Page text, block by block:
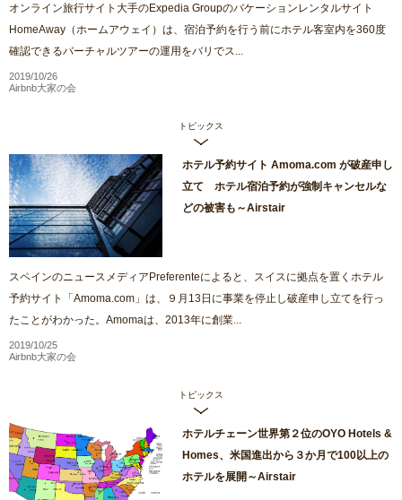
オンライン旅行サイト大手のExpedia Groupのバケーションレンタルサイト
HomeAway（ホームアウェイ）は、宿泊予約を行う前にホテル客室内を360度
確認できるバーチャルツアーの運用をバリでス...
2019/10/26
Airbnb大家の会
トピックス
ホテル予約サイト Amoma.com が破産申し
立て ホテル宿泊予約が強制キャンセルな
どの被害も～Airstair
スペインのニュースメディアPreferenteによると、スイスに拠点を置くホテル
予約サイト「Amoma.com」は、９月13日に事業を停止し破産申し立てを行っ
たことがわかった。Amomaは、2013年に創業...
2019/10/25
Airbnb大家の会
トピックス
ホテルチェーン世界第２位のOYO Hotels &
Homes、米国進出から３か月で100以上の
ホテルを展開～Airstair